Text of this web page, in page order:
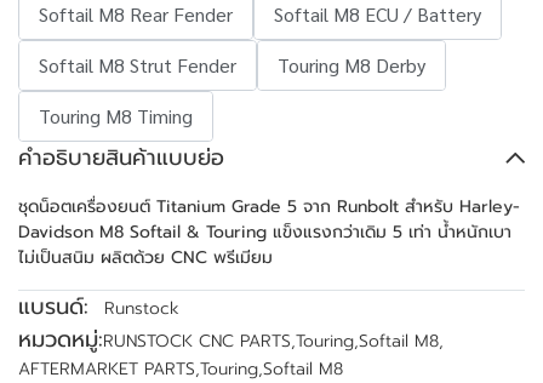
Softail M8 Rear Fender
Softail M8 ECU / Battery
Softail M8 Strut Fender
Touring M8 Derby
Touring M8 Timing
คำอธิบายสินค้าแบบย่อ
ชุดน็อตเครื่องยนต์ Titanium Grade 5 จาก Runbolt สำหรับ Harley-
Davidson M8 Softail & Touring แข็งแรงกว่าเดิม 5 เท่า น้ำหนักเบา
ไม่เป็นสนิม ผลิตด้วย CNC พรีเมียม
แบรนด์: Runstock
หมวดหมู่:RUNSTOCK CNC PARTS,Touring,Softail M8,
AFTERMARKET PARTS,Touring,Softail M8